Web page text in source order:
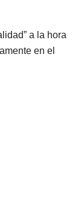
a la hora
en el